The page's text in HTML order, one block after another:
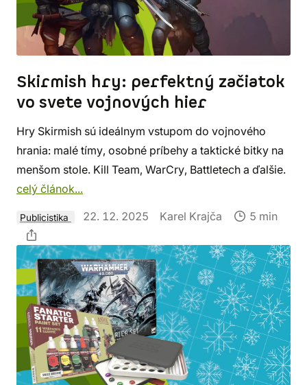
Skirmish hry: perfektný začiatok
vo svete vojnových hier
Hry Skirmish sú ideálnym vstupom do vojnového
hrania: malé tímy, osobné príbehy a taktické bitky na
menšom stole. Kill Team, WarCry, Battletech a ďalšie.
celý článok...
Publicistika 22. 12. 2025 Karel Krajča 5 min